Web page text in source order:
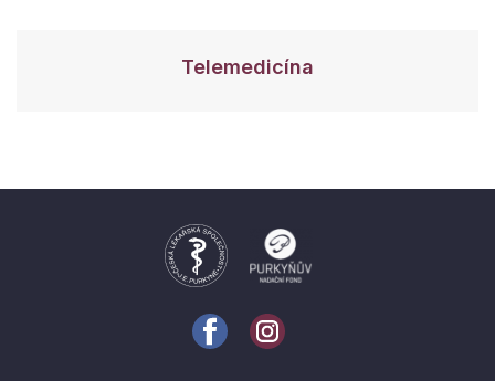
Telemedicína